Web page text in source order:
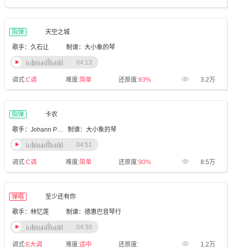
指弹 天空之城
歌手：久石让 制谱：大小象的琴
调式:C调 难度:简单 还原度:93% 3.2万
04:13
指弹 卡农
歌手：Johann Pachelbel 制谱：大小象的琴
调式:C调 难度:简单 还原度:90% 8.5万
04:51
弹唱 至少还有你
歌手：林忆莲 制谱：德惠巴音琴行
调式:E大调 难度:适中 还原度: 1.2万
04:30